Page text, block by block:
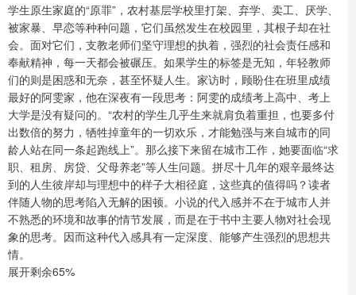
学生原生家庭的“原罪”，农村基层学校里打架、弃学、卖工、厌学、
被家暴、早恋等种种问题，它们虽然发生在校园里，其根子却在社
会。面对它们，支教老师们坚守理想的执着，强烈的社会责任感和
奉献精神，每一天都会被碾压。如果学生的标签是无知，年轻教师
们的则是困惑和无奈，甚至怀疑人生。家访时，顾盼住在班里成绩
最好的阿雯家，他在深夜有一段思考：阿雯的成绩考上高中、考上
大学是没有疑问的。“农村的学生几乎生来就肩负着重担，也要多付
出数倍的努力，牺牲掉童年的一切欢乐，才能勉强与来自城市的同
龄人站在同一条起跑线上”。那么接下来留在城市工作，她要面临“求
职、租房、房贷、父母养老”等人生问题。拼尽十几年的艰辛最终达
到的人生彼岸却与理想中的样子大相径庭，这些真的值得吗？读者
伴随人物的思考陷入无解的困顿。小说的代入感并不在于城市人并
不熟悉的环境和故事的情节发展，而是在于书中主要人物对社会现
象的思考。因而这种代入感具有一定深度、能够产生强烈的思想共
情。
展开剩余65%